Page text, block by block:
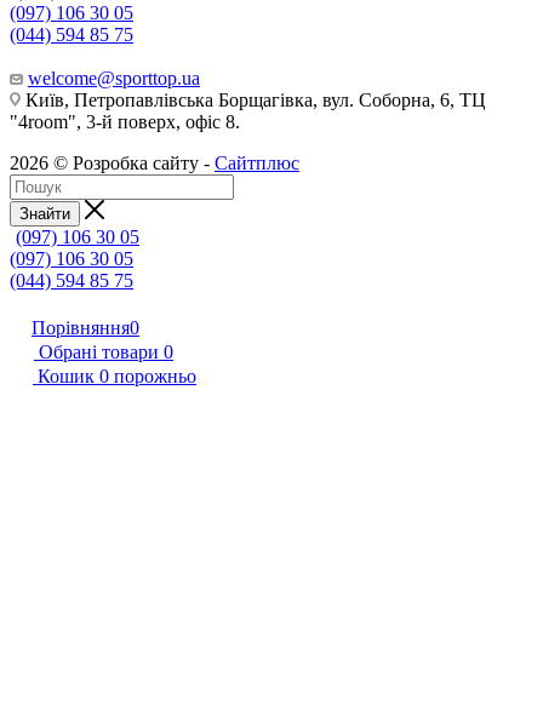
(097) 106 30 05
(044) 594 85 75
welcome@sporttop.ua
Київ, Петропавлівська Борщагівка, вул. Соборна, 6, ТЦ
"4room", 3-й поверх, офіс 8.
2026 © Розробка сайту - Сайтплюс
Знайти
(097) 106 30 05
(097) 106 30 05
(044) 594 85 75
Порівняння0
Обрані товари 0
Кошик 0 порожньо